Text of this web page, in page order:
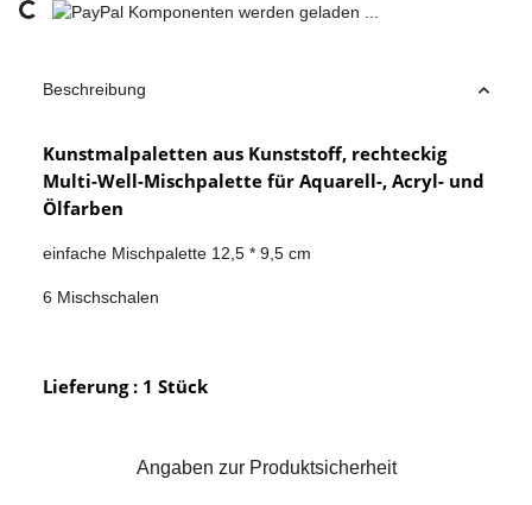
Loading... Komponenten werden geladen ...
Beschreibung
Kunstmalpaletten aus Kunststoff, rechteckig
Multi-Well-Mischpalette für Aquarell-, Acryl- und
Ölfarben
einfache Mischpalette 12,5 * 9,5 cm
6 Mischschalen
Lieferung : 1 Stück
Angaben zur Produktsicherheit